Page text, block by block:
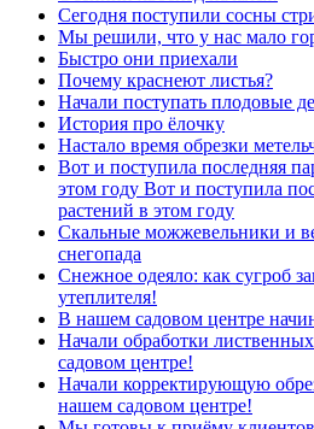
Сегодня поступили сосны
Мы решили, что у нас мало
Быстро они приехали
Почему краснеют листья?
Начали поступать плодовые
История про ёлочку
Настало время обрезки
Вот и поступила последняя
этом году Вот и поступила
растений в этом году
Скальные можжевельники и
снегопада
Снежное одеяло: как сугроб
утеплителя!
В нашем садовом центре
Начали обработки
садовом центре!
Начали корректирующую
нашем садовом центре!